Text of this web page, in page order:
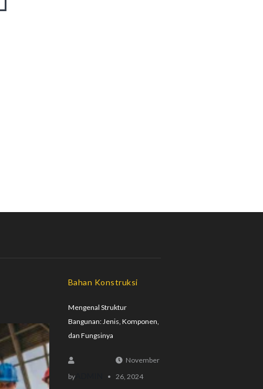
Bahan Konstruksi
Mengenal Struktur
Bangunan: Jenis, Komponen,
dan Fungsinya
byADMIN
November
26, 2024